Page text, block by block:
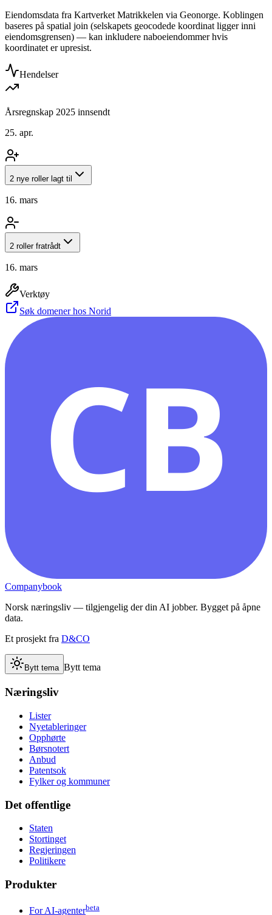
Eiendomsdata fra Kartverket Matrikkelen via Geonorge. Koblingen
baseres på spatial join (selskapets geocodede koordinat ligger inni
eiendomsgrensen) — kan inkludere naboeiendommer hvis
koordinatet er upresist.
Hendelser
Årsregnskap 2025 innsendt
25. apr.
2 nye roller lagt til
16. mars
2 roller fratrådt
16. mars
Verktøy
Søk domener hos Norid
CB
Companybook
Norsk næringsliv — tilgjengelig der din AI jobber. Bygget på åpne
data.
Et prosjekt fra D&CO
Bytt tema Bytt tema
Næringsliv
Lister
Nyetableringer
Opphørte
Børsnotert
Anbud
Patentsok
Fylker og kommuner
Det offentlige
Staten
Stortinget
Regjeringen
Politikere
Produkter
For AI-agenterbeta